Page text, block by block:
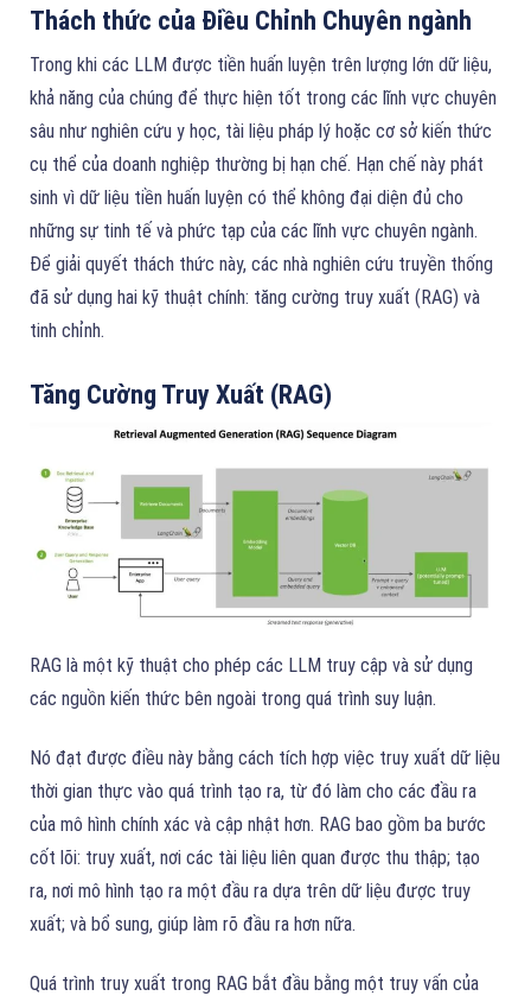
Thách thức của Điều Chỉnh Chuyên ngành
Trong khi các LLM được tiền huấn luyện trên lượng lớn dữ liệu,
khả năng của chúng để thực hiện tốt trong các lĩnh vực chuyên
sâu như nghiên cứu y học, tài liệu pháp lý hoặc cơ sở kiến thức
cụ thể của doanh nghiệp thường bị hạn chế. Hạn chế này phát
sinh vì dữ liệu tiền huấn luyện có thể không đại diện đủ cho
những sự tinh tế và phức tạp của các lĩnh vực chuyên ngành.
Để giải quyết thách thức này, các nhà nghiên cứu truyền thống
đã sử dụng hai kỹ thuật chính: tăng cường truy xuất (RAG) và
tinh chỉnh.
Tăng Cường Truy Xuất (RAG)
RAG là một kỹ thuật cho phép các LLM truy cập và sử dụng
các nguồn kiến thức bên ngoài trong quá trình suy luận.
Nó đạt được điều này bằng cách tích hợp việc truy xuất dữ liệu
thời gian thực vào quá trình tạo ra, từ đó làm cho các đầu ra
của mô hình chính xác và cập nhật hơn. RAG bao gồm ba bước
cốt lõi: truy xuất, nơi các tài liệu liên quan được thu thập; tạo
ra, nơi mô hình tạo ra một đầu ra dựa trên dữ liệu được truy
xuất; và bổ sung, giúp làm rõ đầu ra hơn nữa.
Quá trình truy xuất trong RAG bắt đầu bằng một truy vấn của